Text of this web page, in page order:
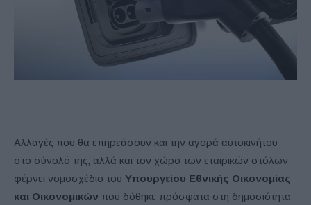
Αλλαγές που θα επηρεάσουν και την αγορά αυτοκινήτου
στο σύνολό της, αλλά και τον χώρο των εταιρικών στόλων
φέρνει νομοσχέδιο του Υπουργείου Εθνικής Οικονομίας
και Οικονομικών που δόθηκε πρόσφατα στη δημοσιότητα